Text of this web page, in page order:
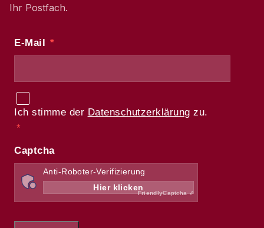
Ihr Postfach.